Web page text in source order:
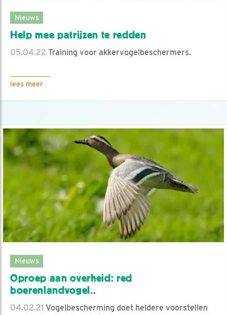
Nieuws
Help mee patrijzen te redden
05.04.22 Training voor akkervogelbeschermers.
lees meer
Nieuws
Oproep aan overheid: red
boerenlandvogel..
04.02.21 Vogelbescherming doet heldere voorstellen